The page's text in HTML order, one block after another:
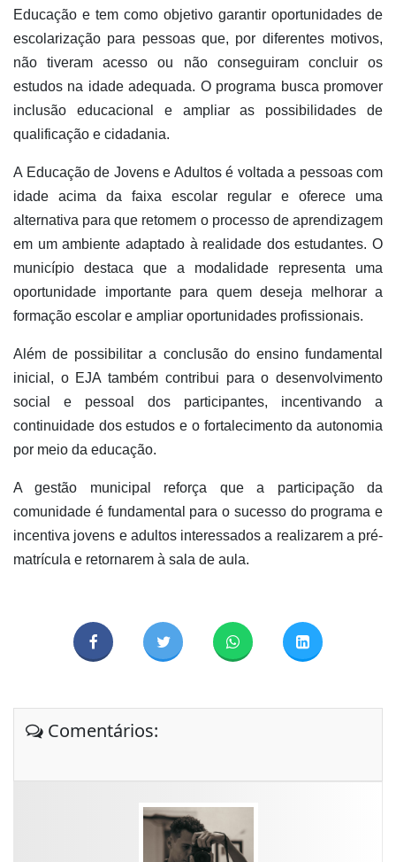
Educação e tem como objetivo garantir oportunidades de
escolarização para pessoas que, por diferentes motivos,
não tiveram acesso ou não conseguiram concluir os
estudos na idade adequada. O programa busca promover
inclusão educacional e ampliar as possibilidades de
qualificação e cidadania.
A Educação de Jovens e Adultos é voltada a pessoas com
idade acima da faixa escolar regular e oferece uma
alternativa para que retomem o processo de aprendizagem
em um ambiente adaptado à realidade dos estudantes. O
município destaca que a modalidade representa uma
oportunidade importante para quem deseja melhorar a
formação escolar e ampliar oportunidades profissionais.
Além de possibilitar a conclusão do ensino fundamental
inicial, o EJA também contribui para o desenvolvimento
social e pessoal dos participantes, incentivando a
continuidade dos estudos e o fortalecimento da autonomia
por meio da educação.
A gestão municipal reforça que a participação da
comunidade é fundamental para o sucesso do programa e
incentiva jovens e adultos interessados a realizarem a pré-
matrícula e retornarem à sala de aula.
Comentários: